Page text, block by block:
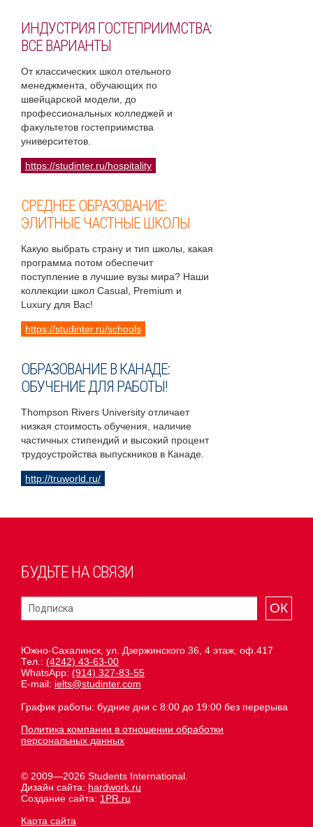
ИНДУСТРИЯ ГОСТЕПРИИМСТВА:
ВСЕ ВАРИАНТЫ
От классических школ отельного
менеджмента, обучающих по
швейцарской модели, до
профессиональных колледжей и
факультетов гостеприимства
университетов.
https://studinter.ru/hospitality
СРЕДНЕЕ ОБРАЗОВАНИЕ:
ЭЛИТНЫЕ ЧАСТНЫЕ ШКОЛЫ
Какую выбрать страну и тип школы, какая
программа потом обеспечит
поступление в лучшие вузы мира? Наши
коллекции школ Casual, Premium и
Luxury для Вас!
https://studinter.ru/schools
ОБРАЗОВАНИЕ В КАНАДЕ:
ОБУЧЕНИЕ ДЛЯ РАБОТЫ!
Thompson Rivers University отличает
низкая стоимость обучения, наличие
частичных стипендий и высокий процент
трудоустройства выпускников в Канаде.
http://truworld.ru/
БУДЬТЕ НА СВЯЗИ
ОК
Южно-Сахалинск, ул. Дзержинского 36, 4 этаж, оф.417
Тел.: (4242) 43-63-00
WhatsApp: (914) 327-83-55
E-mail: ielts@studinter.com
График работы: будние дни с 8:00 до 19:00 без перерыва
Политика компании в отношении обработки
персональных данных
© 2009—2026 Students International.
Дизайн сайта: hardwork.ru
Создание сайта: 1PR.ru
Карта сайта